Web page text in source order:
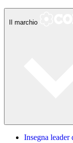
Il marchio
Insegna leader